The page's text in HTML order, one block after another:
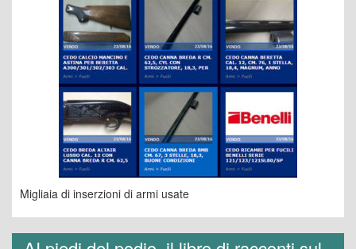
Migliaia di inserzioni di armi usate